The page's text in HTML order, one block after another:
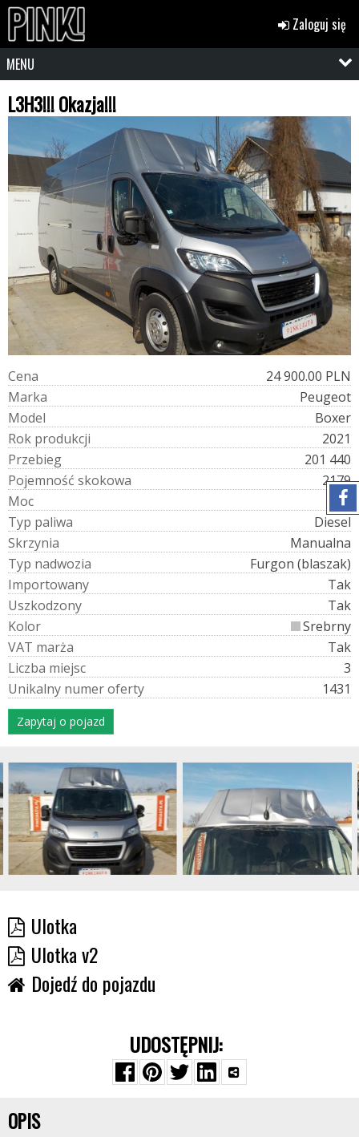
Zaloguj się
MENU
L3H3!!! Okazja!!!
Cena
24 900.00 PLN
Marka
Peugeot
Model
Boxer
Rok produkcji
2021
Przebieg
201 440
Pojemność skokowa
2179
Moc
165
Typ paliwa
Diesel
Skrzynia
Manualna
Typ nadwozia
Furgon (blaszak)
Importowany
Tak
Uszkodzony
Tak
Kolor
Srebrny
VAT marża
Tak
Liczba miejsc
3
Unikalny numeroferty 1431
Zapytaj o pojazd
Ulotka
Ulotka v2
Dojedź do pojazdu
UDOSTĘPNIJ:
OPIS